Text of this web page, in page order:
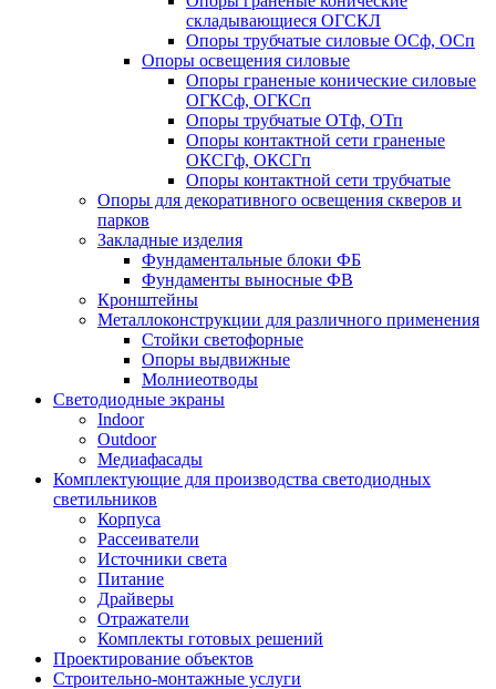
складывающиеся ОГСКЛ
Опоры трубчатые силовые ОСф, ОСп
Опоры освещения силовые
Опоры граненые конические силовые
ОГКСф, ОГКСп
Опоры трубчатые ОТф, ОТп
Опоры контактной сети граненые
ОКСГф, ОКСГп
Опоры контактной сети трубчатые
Опоры для декоративного освещения скверов и
парков
Закладные изделия
Фундаментальные блоки ФБ
Фундаменты выносные ФВ
Кронштейны
Металлоконструкции для различного применения
Стойки светофорные
Опоры выдвижные
Молниеотводы
Светодиодные экраны
Indoor
Outdoor
Медиафасады
Комплектующие для производства светодиодных
светильников
Корпуса
Рассеиватели
Источники света
Питание
Драйверы
Отражатели
Комплекты готовых решений
Проектирование объектов
Строительно-монтажные услуги